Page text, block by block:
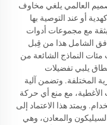
العالمي يلغي مخاوف
أو عند التوصية بها
بثقة مع مجموعات أدوات
الشامل هذا من قِبل
النماذج الشائعة من
يلبي تفضيلات
المختلفة. وتضمن آلية
الأغطية، مع منع أي حركة
ويمتد هذا الاعتماد إلى
والمعادن، وهي